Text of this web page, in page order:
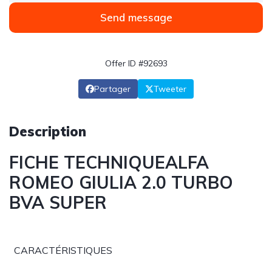
Send message
Offer ID #92693
Partager Tweeter
Description
FICHE TECHNIQUEALFA
ROMEO GIULIA 2.0 TURBO
BVA SUPER
CARACTÉRISTIQUES